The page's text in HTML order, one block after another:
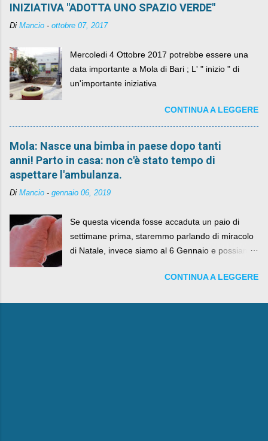
INIZIATIVA "ADOTTA UNO SPAZIO VERDE"
Di Mancio - ottobre 07, 2017
Mercoledi 4 Ottobre 2017 potrebbe essere una
data importante a Mola di Bari ; L' " inizio " di
un'importante iniziativa
CONTINUA A LEGGERE
Mola: Nasce una bimba in paese dopo tanti
anni! Parto in casa: non c'è stato tempo di
aspettare l'ambulanza.
Di Mancio - gennaio 06, 2019
Se questa vicenda fosse accaduta un paio di
settimane prima, staremmo parlando di miracolo
di Natale, invece siamo al 6 Gennaio e possiamo
e la Befana, visto il lieto epilogo della vicenda.
CONTINUA A LEGGERE